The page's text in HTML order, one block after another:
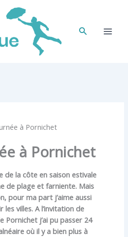
Rechercher
à Pornichet
à Pornichet
de la côte en saison estivale
de plage et farniente. Mais
pour ma part j’aime aussi
villes. A l’invitation de
Pornichet j’ai pu passer 24
où il y a bien plus à